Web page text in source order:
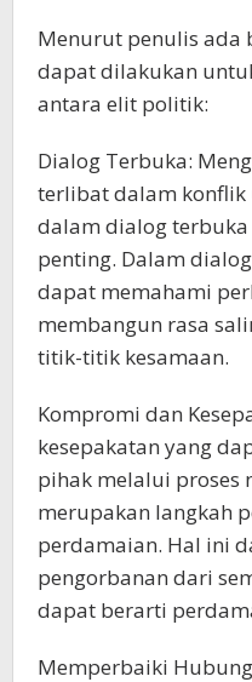
Menurut penulis ada
dapat dilakukan
antara elit politik:
Dialog Terbuka:
terlibat dalam
dalam dialog
penting. Dalam
dapat memahami
membangun rasa
titik-titik kesamaan.
Kompromi dan
kesepakatan yang
pihak melalui proses
merupakan langkah
perdamaian. Hal ini
pengorbanan dari
dapat berarti
Memperbaiki